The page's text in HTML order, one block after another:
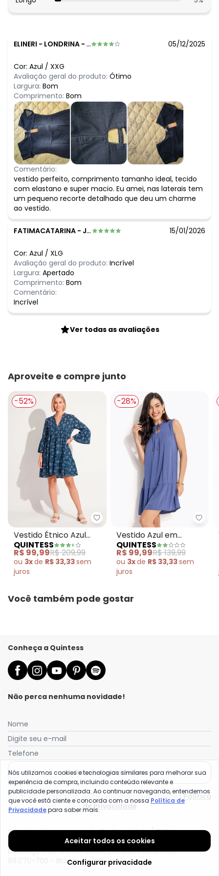
ELINERI - LONDRINA - PR 05/12/2025
Cor: Azul / XXG
Avaliação geral do produto: Ótimo
Largura: Bom
Comprimento: Bom
Comentário:
vestido perfeito, comprimento tamanho ideal, tecido
com elastano e super macio. Eu amei, nas laterais tem
um pequeno recorte detalhado que deu um charme
ao vestido.
FATIMACATARINA - JAGUARI - RS 15/01/2026
Cor: Azul / XLG
Avaliação geral do produto: Incrível
Largura: Apertado
Comprimento: Bom
Comentário:
Incrível
Ver todas as avaliações
Aproveite e compre junto
-52%
Quintess - Vestido Étnico Azul
Vestido Étnico Azul
com Camadas
QUINTESS
R$ 99,99R$ 209,99
ou 3xde R$ 33,33sem
juros
-28%
Vestido Azul em
Viscose Plana
QUINTESS
R$ 99,99R$ 139,99
ou 3xde R$ 33,33sem
juros
Você também pode gostar
Conheça a Quintess
Não perca nenhuma novidade!
Nome
Digite seu e-mail
Telefone
Receber novidades
Ao enviar o cadastro, você concorda com a nossa Política
de Privacidade
Quintess é uma marca da Posthaus Ltda / CNPJ:
80.462.138/0001-41
Endereço: Rua Werner Duwe, 202 Bairro Badenfurt -
89.070-700 - Blumenau/SC
Nós utilizamos cookies e tecnologias similares para melhorar sua
experiência de compra, incluindo conteúdo relevante e
publicidade personalizada. Ao continuar navegando, entendemos
que você está ciente e concorda com a nossa Política de
Privacidadepara saber mais.
Aceitar todos os cookies
Configurar privacidade